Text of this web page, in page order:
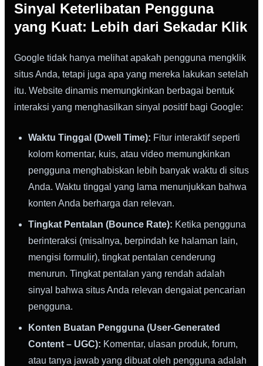
Sinyal Keterlibatan Pengguna
yang Kuat: Lebih dari Sekadar Klik
Google tidak hanya melihat apakah pengguna mengklik
situs Anda, tetapi juga apa yang mereka lakukan setelah
itu. Website dinamis memungkinkan berbagai bentuk
interaksi yang menghasilkan sinyal positif bagi Google:
Waktu Tinggal (Dwell Time): Fitur interaktif seperti
kolom komentar, kuis, atau video memungkinkan
pengguna menghabiskan lebih banyak waktu di situs
Anda. Waktu tinggal yang lama menunjukkan bahwa
konten Anda berharga dan relevan.
Tingkat Pentalan (Bounce Rate): Ketika pengguna
berinteraksi (misalnya, berpindah ke halaman lain,
mengisi formulir), tingkat pentalan cenderung
menurun. Tingkat pentalan yang rendah adalah
sinyal bahwa situs Anda relevan dengaiat pencarian
pengguna.
Konten Buatan Pengguna (User-Generated
Content – UGC): Komentar, ulasan produk, forum,
atau tanya jawab yang dibuat oleh pengguna adalah